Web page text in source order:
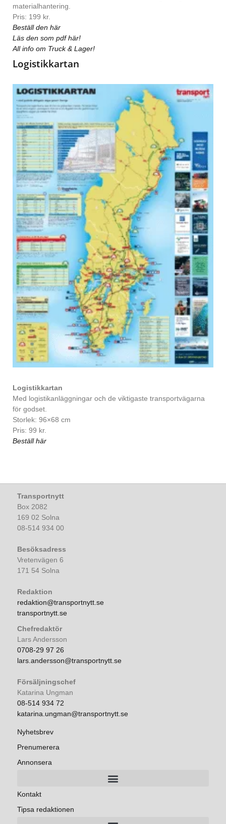
materialhantering.
Pris: 199 kr.
Beställ den här
Läs den som pdf här!
All info om Truck & Lager!
Logistikkartan
Logistikkartan
Med logistikanläggningar och de viktigaste transportvägarna
för godset.
Storlek: 96×68 cm
Pris: 99 kr.
Beställ här
Transportnytt
Box 2082
169 02 Solna
08-514 934 00
Besöksadress
Vretenvägen 6
171 54 Solna
Redaktion
redaktion@transportnytt.se
transportnytt.se
Chefredaktör
Lars Andersson
0708-29 97 26
lars.andersson@transportnytt.se
Försäljningschef
Katarina Ungman
08-514 934 72
katarina.ungman@transportnytt.se
Nyhetsbrev
Prenumerera
Annonsera
Kontakt
Tipsa redaktionen